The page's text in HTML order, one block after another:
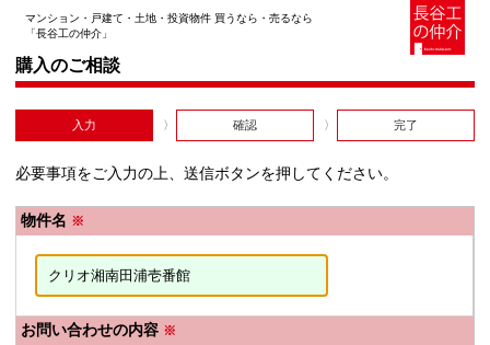
マンション・戸建て・土地・投資物件 買うなら・売るなら
「長谷工の仲介」
購入のご相談
入力 確認 完了
必要事項をご入力の上、送信ボタンを押してください。
物件名 ※
お問い合わせの内容 ※